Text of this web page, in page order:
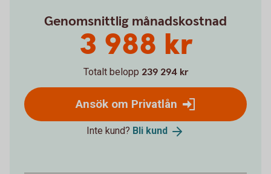
Genomsnittlig månadskostnad
3 988 kr
Totalt belopp 239 294 kr
Ansök om Privatlån
Inte kund? Bli kund